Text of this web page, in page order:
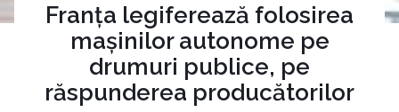
Franța legiferează folosirea
mașinilor autonome pe
drumuri publice, pe
răspunderea producătorilor